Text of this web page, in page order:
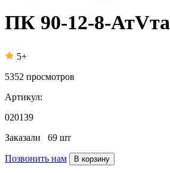
ПК 90-12-8-АтVта
5+
5352 просмотров
Артикул:
020139
Заказали 69 шт
Позвонить нам В корзину